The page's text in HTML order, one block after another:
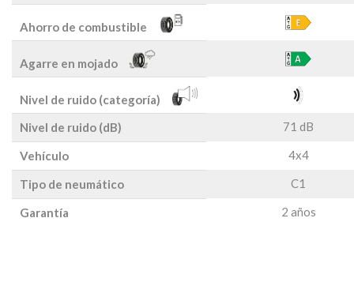
Ahorro de combustible
Agarre en mojado
Nivel de ruido (categoría)
Nivel de ruido (dB)
71 dB
Vehículo 4x4
Tipo de neumático C1
Garantía 2 años